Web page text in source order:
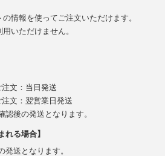
情報を使ってご注文いただけます。
いただけません。
文：当日発送
文：翌営業日発送
後の発送となります。
れる場合】
送となります。